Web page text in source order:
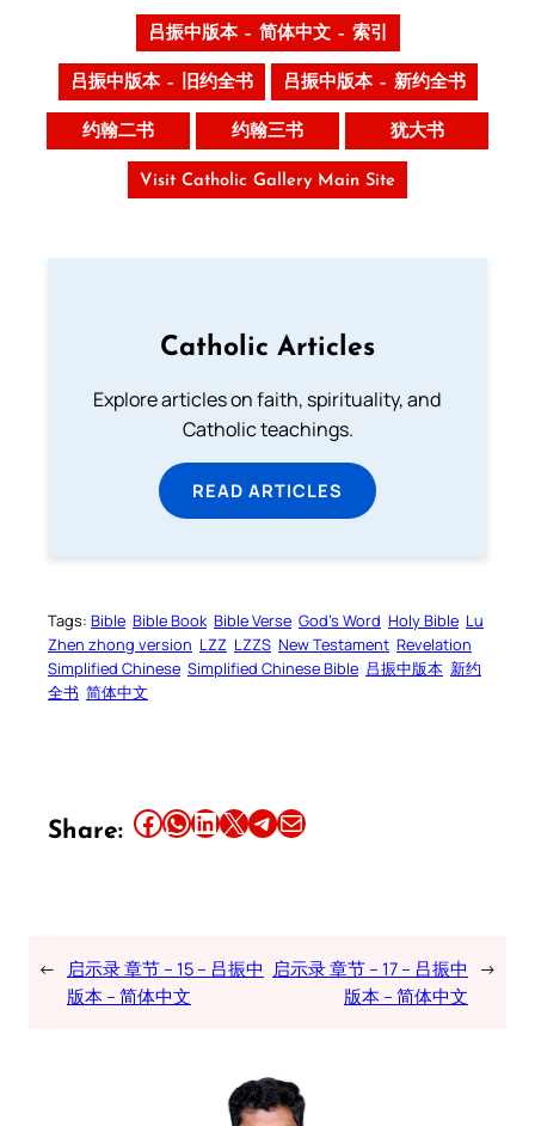
吕振中版本 – 简体中文 – 索引
吕振中版本 – 旧约全书 吕振中版本 – 新约全书
约翰二书 约翰三书 犹大书
Visit Catholic Gallery Main Site
Catholic Articles
Explore articles on faith, spirituality, and
Catholic teachings.
READ ARTICLES
Tags: Bible Bible Book Bible Verse God’s Word Holy Bible Lu
Zhen zhong version LZZ LZZS New Testament Revelation
Simplified Chinese Simplified Chinese Bible 吕振中版本 新约
全书 简体中文
Share: Share this article on Facebook Share this article on WhatsApp Share this article on LinkedIn Share this article on X Share this article on TelegramEmail this Article
←
启示录 章节 – 15 – 吕振中
版本 – 简体中文
启示录 章节 – 17 – 吕振中
版本 – 简体中文
→